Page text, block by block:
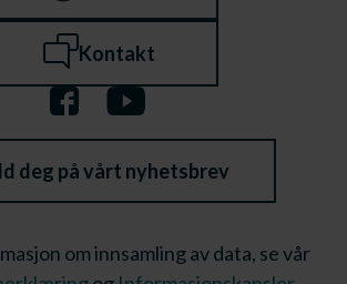
Kontakt
deg på vårt nyhetsbrev
om innsamling av data, se vår